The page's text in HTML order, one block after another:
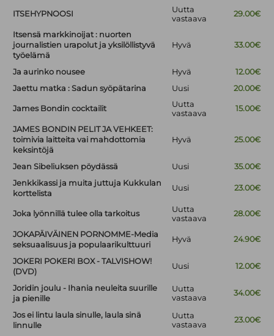
ITSEHYPNOOSI
Uutta
vastaava
29.00€
Itsensä markkinoijat : nuorten
journalistien urapolut ja yksilöllistyvä
työelämä
Hyvä 33.00€
Ja aurinko nousee Hyvä
12.00€
Jaettu matka : Sadun syöpätarina
Uusi 20.00€
James Bondin cocktailit
Uutta
vastaava
15.00€
JAMES BONDIN PELIT JA VEHKEET:
toimivia laitteita vai mahdottomia
keksintöjä
Hyvä 25.00€
Jean Sibeliuksen pöydässä Uusi
35.00€
Jenkkikassi ja muita juttuja Kukkulan
korttelista
Uusi 23.00€
Joka lyönnillä tulee olla tarkoitus
Uutta
vastaava
28.00€
JOKAPÄIVÄINEN PORNOMME-Media
seksuaalisuus ja populaarikulttuuri
Hyvä 24.90€
JOKERI POKERI BOX - TALVISHOW!
(DVD)
Uusi 12.00€
Joridin joulu - Ihania neuleita suurille
ja pienille
Uutta
vastaava
34.00€
Jos ei lintu laula sinulle, laula sinä
linnulle
Uutta
vastaava
23.00€